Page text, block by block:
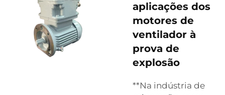
aplicações dos
motores de
ventilador à
prova de
explosão
**Na indústria de